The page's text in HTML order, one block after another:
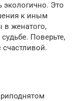
экологично. Это
к иным
в женатого,
Поверьте,